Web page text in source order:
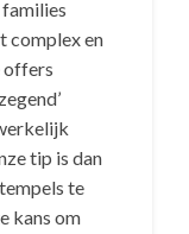
complex en
offers
tip is dan
te
kans om